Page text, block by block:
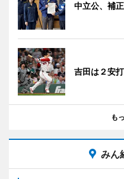
中立公、補
吉田は２安
も
みん